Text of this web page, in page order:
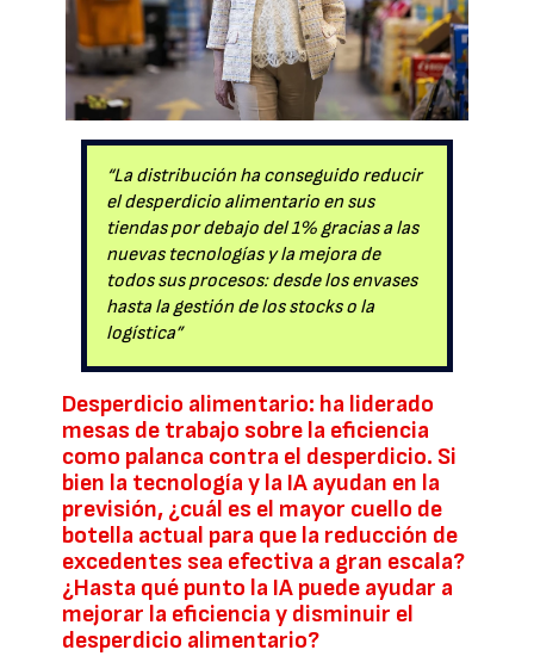
“La distribución ha conseguido reducir
el desperdicio alimentario en sus
tiendas por debajo del 1% gracias a las
nuevas tecnologías y la mejora de
todos sus procesos: desde los envases
hasta la gestión de los stocks o la
logística”
Desperdicio alimentario: ha liderado
mesas de trabajo sobre la eficiencia
como palanca contra el desperdicio. Si
bien la tecnología y la IA ayudan en la
previsión, ¿cuál es el mayor cuello de
botella actual para que la reducción de
excedentes sea efectiva a gran escala?
¿Hasta qué punto la IA puede ayudar a
mejorar la eficiencia y disminuir el
desperdicio alimentario?